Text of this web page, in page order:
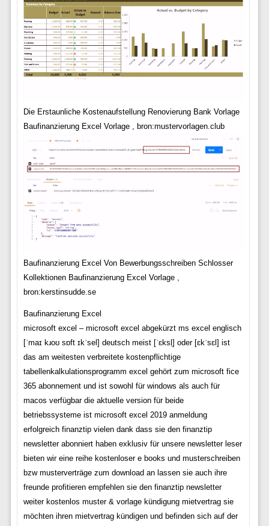
Die Erstaunliche Kostenaufstellung Renovierung Bank Vorlage
Baufinanzierung Excel Vorlage , bron:mustervorlagen.club
Baufinanzierung Excel Von Bewerbungsschreiben Schlosser
Kollektionen Baufinanzierung Excel Vorlage ,
bron:kerstinsudde.se
Baufinanzierung Excel
microsoft excel – microsoft excel abgekürzt ms excel englisch
[ˈmaɪ kɹoʊ sɒft ɪkˈsel] deutsch meist [ˈɛksl̩] oder [ɛkˈsɛl] ist
das am weitesten verbreitete kostenpflichtige
tabellenkalkulationsprogramm excel gehört zum microsoft fice
365 abonnement und ist sowohl für windows als auch für
macos verfügbar die aktuelle version für beide
betriebssysteme ist microsoft excel 2019 anmeldung
erfolgreich finanztip vielen dank dass sie den finanztip
newsletter abonniert haben exklusiv für unsere newsletter leser
bieten wir eine reihe kostenloser e books und musterschreiben
bzw musterverträge zum download an lassen sie auch ihre
freunde profitieren empfehlen sie den finanztip newsletter
weiter kostenlos muster & vorlage kündigung mietvertrag sie
möchten ihren mietvertrag kündigen und befinden sich auf der